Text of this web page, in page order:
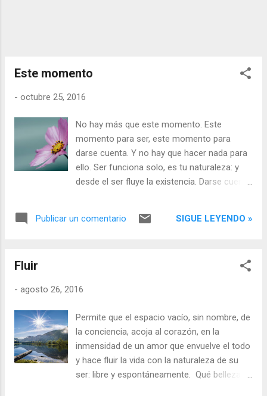
Este momento
- octubre 25, 2016
No hay más que este momento. Este
momento para ser, este momento para
darse cuenta. Y no hay que hacer nada para
ello. Ser funciona solo, es tu naturaleza: y
desde el ser fluye la existencia. Darse cuenta
desnudez de ser todo queda desvelado.
Publicar un comentario SIGUE LEYENDO »
Fluir
- agosto 26, 2016
Permite que el espacio vacío, sin nombre, de
la conciencia, acoja al corazón, en la
inmensidad de un amor que envuelve el todo
y hace fluir la vida con la naturaleza de su
ser: libre y espontáneamente. Qué belleza